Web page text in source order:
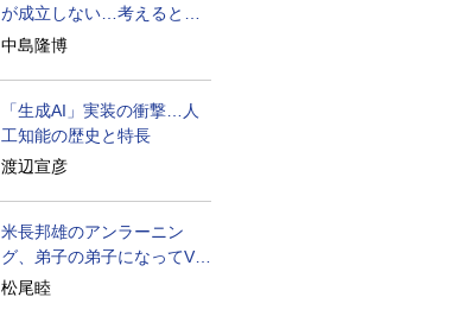
が成立しない…考えると
は？
中島隆博
「生成AI」実装の衝撃…人
工知能の歴史と特長
渡辺宣彦
米長邦雄のアンラーニン
グ、弟子の弟子になってV字
成長
松尾睦